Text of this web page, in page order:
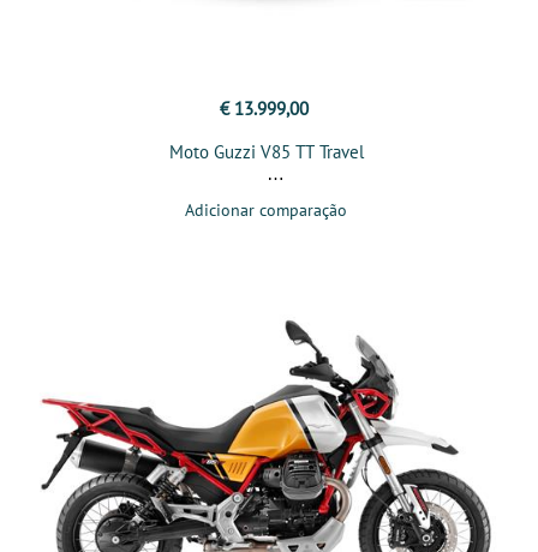
€ 13.999,00
Moto Guzzi V85 TT Travel
Adicionar comparação